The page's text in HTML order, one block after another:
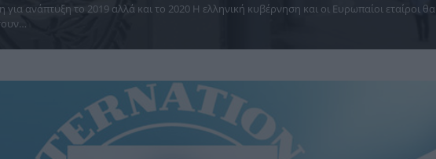
ανάπτυξη το 2019 αλλά και το 2020 Η ελληνική κυβέρνηση και οι Ευρωπαίοι εταίροι θα